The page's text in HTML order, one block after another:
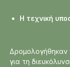
Η τεχνική
Δρομολογήθηκαν
για τη